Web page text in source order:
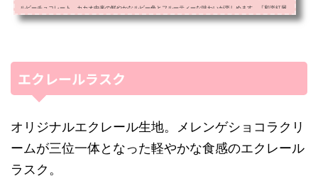
ルビーチョコレート。カカオ由来の鮮やかなルビー色とフルーティーな味わいが楽しめます。『和楽紅屋
（わらくべにや）』の2020年のバレンタイン、ホワイトデーで発売...
エクレールラスク
オリジナルエクレール生地。メレンゲショコラクリ
ームが三位一体となった軽やかな食感のエクレール
ラスク。